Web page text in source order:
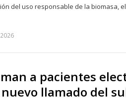
del uso responsable de la biomasa,
a pacientes
llamado del